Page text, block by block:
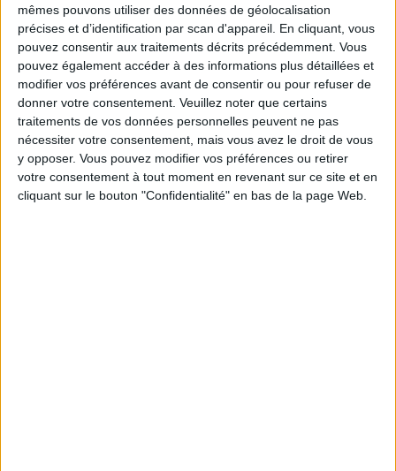
mêmes pouvons utiliser des données de géolocalisation
précises et d’identification par scan d'appareil. En cliquant, vous
pouvez consentir aux traitements décrits précédemment. Vous
pouvez également accéder à des informations plus détaillées et
modifier vos préférences avant de consentir ou pour refuser de
donner votre consentement. Veuillez noter que certains
traitements de vos données personnelles peuvent ne pas
nécessiter votre consentement, mais vous avez le droit de vous
y opposer. Vous pouvez modifier vos préférences ou retirer
votre consentement à tout moment en revenant sur ce site et en
cliquant sur le bouton "Confidentialité" en bas de la page Web.
CONNAISSEZ-VOUS LE AIRBNB DE LA PISCINE AUTOUR DE PARIS ?